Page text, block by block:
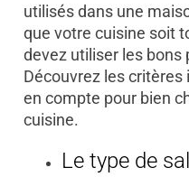
utilisés dans une
que votre cuisine soit
devez utiliser les bons
Découvrez les
en compte pour bien
cuisine.
Le type de